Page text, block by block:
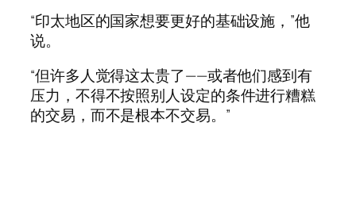
“印太地区的国家想要更好的基础设施，”他
说。
“但许多人觉得这太贵了——或者他们感到有
压力，不得不按照别人设定的条件进行糟糕
的交易，而不是根本不交易。”